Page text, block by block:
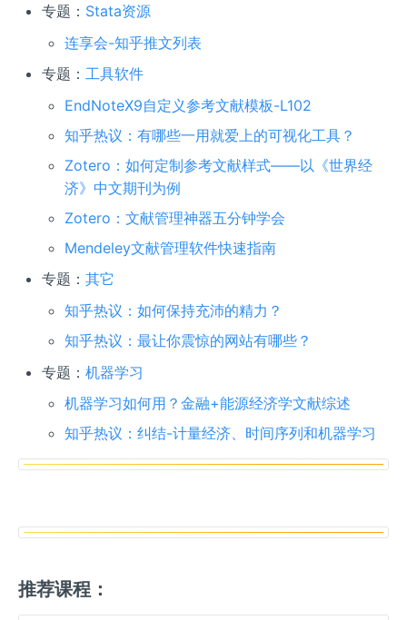
专题： Stata资源
连享会-知乎推文列表
专题： 工具软件
EndNoteX9自定义参考文献模板-L102
知乎热议：有哪些一用就爱上的可视化工具？
Zotero：如何定制参考文献样式——以《世界经
济》中文期刊为例
Zotero：文献管理神器五分钟学会
Mendeley文献管理软件快速指南
专题： 其它
知乎热议：如何保持充沛的精力？
知乎热议：最让你震惊的网站有哪些？
专题： 机器学习
机器学习如何用？金融+能源经济学文献综述
知乎热议：纠结-计量经济、时间序列和机器学习
推荐课程：